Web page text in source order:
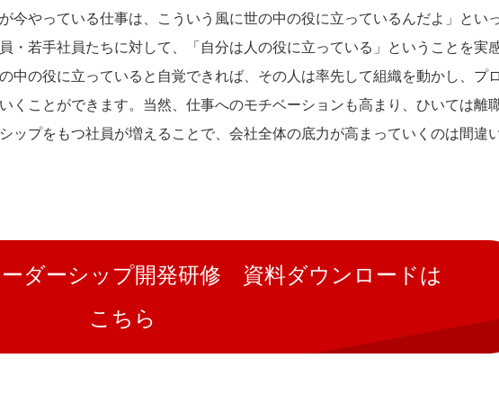
今やっている仕事は、こういう風に世の中の役に立っているんだよ」とい
・若手社員たちに対して、「自分は人の役に立っている」ということを実
中の役に立っていると自覚できれば、その人は率先して組織を動かし、プ
くことができます。当然、仕事へのモチベーションも高まり、ひいては離
ップをもつ社員が増えることで、会社全体の底力が高まっていくのは間違
ダーシップ開発研修 資料ダウンロードは
こちら